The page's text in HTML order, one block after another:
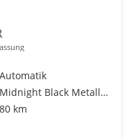
Automatik
Midnight Black Metallic (0E)
80 km